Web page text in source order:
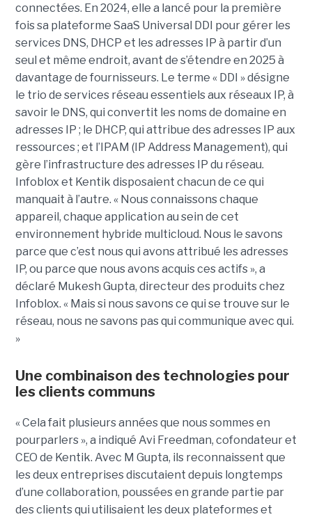
connectées. En 2024, elle a lancé pour la première
fois sa plateforme SaaS Universal DDI pour gérer les
services DNS, DHCP et les adresses IP à partir d’un
seul et même endroit, avant de s’étendre en 2025 à
davantage de fournisseurs. Le terme « DDI » désigne
le trio de services réseau essentiels aux réseaux IP, à
savoir le DNS, qui convertit les noms de domaine en
adresses IP ; le DHCP, qui attribue des adresses IP aux
ressources ; et l’IPAM (IP Address Management), qui
gère l’infrastructure des adresses IP du réseau.
Infoblox et Kentik disposaient chacun de ce qui
manquait à l’autre. « Nous connaissons chaque
appareil, chaque application au sein de cet
environnement hybride multicloud. Nous le savons
parce que c’est nous qui avons attribué les adresses
IP, ou parce que nous avons acquis ces actifs », a
déclaré Mukesh Gupta, directeur des produits chez
Infoblox. « Mais si nous savons ce qui se trouve sur le
réseau, nous ne savons pas qui communique avec qui.
»
Une combinaison des technologies pour
les clients communs
« Cela fait plusieurs années que nous sommes en
pourparlers », a indiqué Avi Freedman, cofondateur et
CEO de Kentik. Avec M Gupta, ils reconnaissent que
les deux entreprises discutaient depuis longtemps
d’une collaboration, poussées en grande partie par
des clients qui utilisaient les deux plateformes et